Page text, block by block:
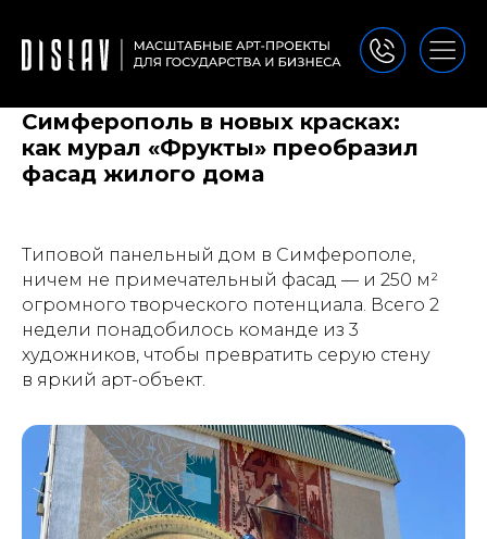
Симферополь в новых красках:
как мурал «Фрукты» преобразил
фасад жилого дома
Типовой панельный дом в Симферополе,
ничем не примечательный фасад — и 250 м²
огромного творческого потенциала. Всего 2
недели понадобилось команде из 3
художников, чтобы превратить серую стену
в яркий арт-объект.